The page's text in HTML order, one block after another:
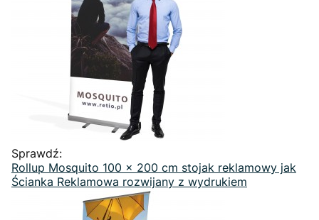
Sprawdź:
Rollup Mosquito 100 x 200 cm stojak reklamowy jak
Ścianka Reklamowa rozwijany z wydrukiem